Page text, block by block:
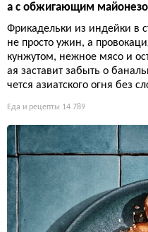
а с обжигающим
Фрикадельки из индейки в
не просто ужин, а
кунжутом, нежное мясо и
ая заставит забыть о
чется азиатского огня без
Еда и рецепты 14 789